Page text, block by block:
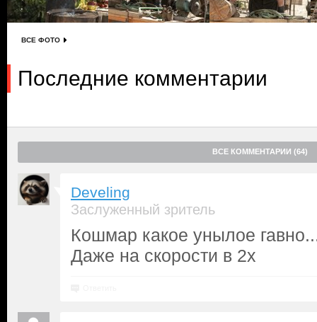
ВСЕ ФОТО
Последние комментарии
ВСЕ КОММЕНТАРИИ (64)
Develing
Заслуженный зритель
Кошмар какое унылое
Даже на скорости в 2х